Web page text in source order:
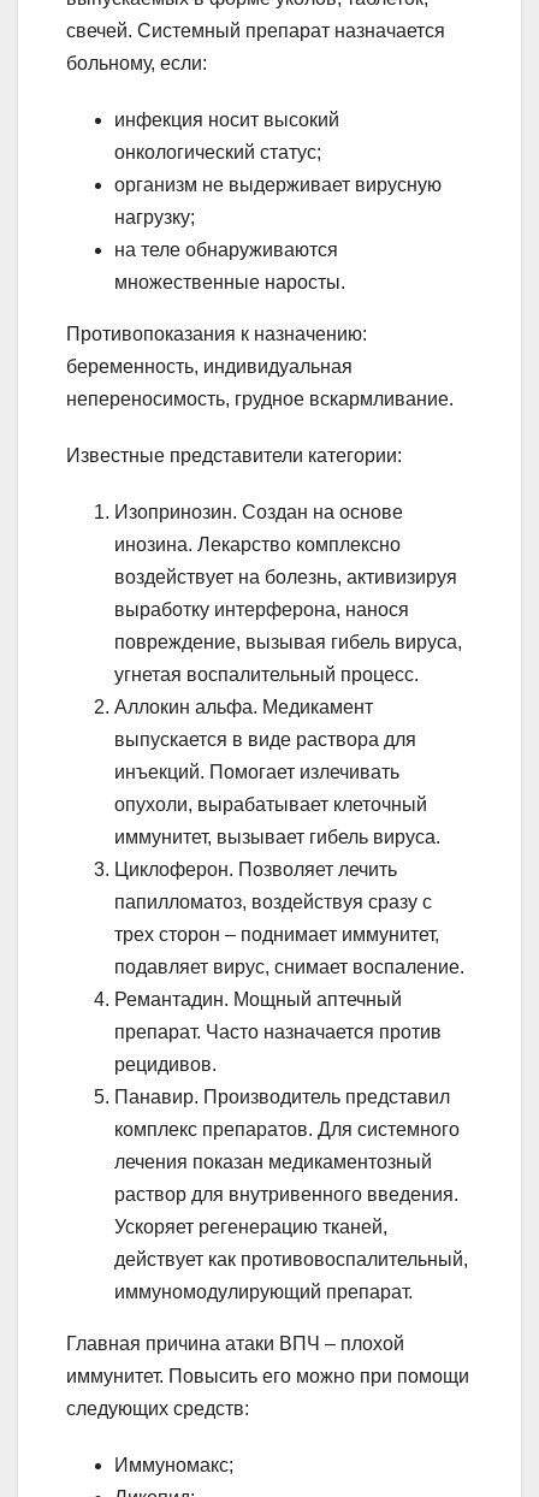
свечей. Системный препарат назначается
больному, если:
инфекция носит высокий
онкологический статус;
организм не выдерживает вирусную
нагрузку;
на теле обнаруживаются
множественные наросты.
Противопоказания к назначению:
беременность, индивидуальная
непереносимость, грудное вскармливание.
Известные представители категории:
Изопринозин. Создан на основе
инозина. Лекарство комплексно
воздействует на болезнь, активизируя
выработку интерферона, нанося
повреждение, вызывая гибель вируса,
угнетая воспалительный процесс.
Аллокин альфа. Медикамент
выпускается в виде раствора для
инъекций. Помогает излечивать
опухоли, вырабатывает клеточный
иммунитет, вызывает гибель вируса.
Циклоферон. Позволяет лечить
папилломатоз, воздействуя сразу с
трех сторон – поднимает иммунитет,
подавляет вирус, снимает воспаление.
Ремантадин. Мощный аптечный
препарат. Часто назначается против
рецидивов.
Панавир. Производитель представил
комплекс препаратов. Для системного
лечения показан медикаментозный
раствор для внутривенного введения.
Ускоряет регенерацию тканей,
действует как противовоспалительный,
иммуномодулирующий препарат.
Главная причина атаки ВПЧ – плохой
иммунитет. Повысить его можно при помощи
следующих средств:
Иммуномакс;